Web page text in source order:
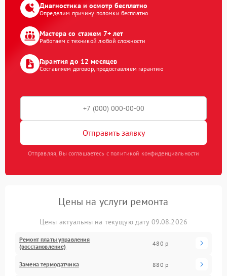
Диагностика и осмотр бесплатно
Определим причину поломки бесплатно
Мастера со стажем 7+ лет
Работаем с техникой любой сложности
Гарантия до 12 месяцев
Составляем договор, предоставляем гарантию
Отправить заявку
Отправляя, Вы соглашаетесь с политикой конфиденциальности
Цены на услуги ремонта
Цены актуальны на текущую дату 09.08.2026
Ремонт платы управления
(восстановление)
480 р
Замена термодатчика 880 р